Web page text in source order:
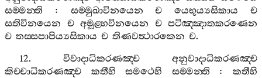
සම‍්මන‍්ති : සම‍්මුඛාවිනයෙන ච යෙභුය්‍යසිකාය
ච
සතිවිනයෙන
ච අමූළ‍්හවිනයෙන ච පටිඤ‍්ඤාතකරණෙන
ච තස‍්සපාපිය්‍යසිකාය ච තිණවත්‍ථාරකෙන ච.
12. විවාදාධිකරණඤ‍්ච
අනුවාදාධිකරණඤ‍්ච
කිච‍්චාධිකරණඤ‍්ච
කතීහි සමථෙහි සම‍්මන‍්ති :කතීහි